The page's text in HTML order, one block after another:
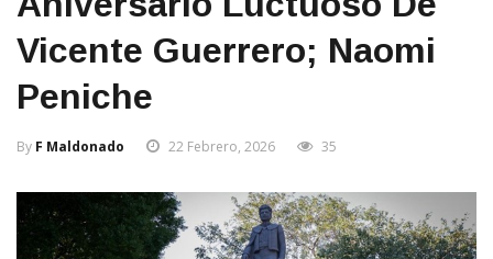
Vicente Guerrero; Naomi
Peniche
By F Maldonado 22 Febrero, 2026 35